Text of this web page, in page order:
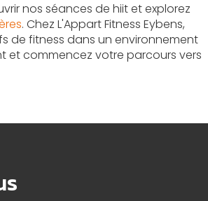
nos séances de hiit et explorez
. Chez L'Appart Fitness Eybens,
de fitness dans un environnement
et commencez votre parcours vers